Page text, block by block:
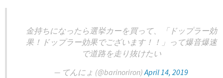
金持ちになったら選挙カーを買って、「ドップラー効
果！ドップラー効果でございます！！」って爆音爆速
で道路を走り抜けたい
— てんにょ (@barinoriron)April 14, 2019